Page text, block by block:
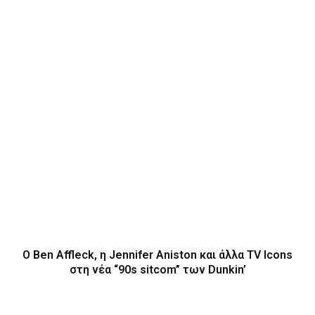
Ο Ben Affleck, η Jennifer Aniston και άλλα TV Icons
στη νέα “90s sitcom” των Dunkin’